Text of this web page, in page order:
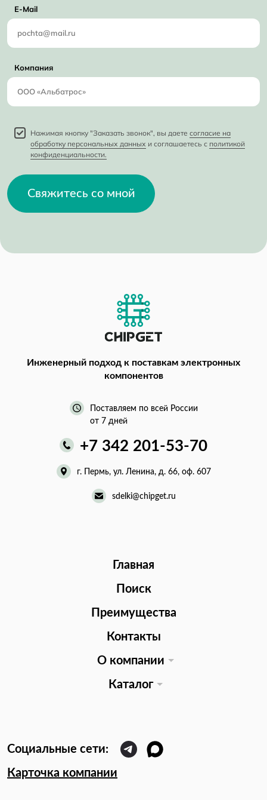
E-Mail
Компания
Нажимая кнопку "Заказать звонок", вы даете согласие на
обработку персональных данных и соглашаетесь с политикой
конфиденциальности.
Свяжитесь со мной
Инженерный подход к поставкам электронных
компонентов
Поставляем по всей России
от 7 дней
+7 342 201-53-70
г. Пермь, ул. Ленина, д. 66, оф. 607
sdelki@chipget.ru
Главная
Поиск
Преимущества
Контакты
О компании
Каталог
Карточка компании